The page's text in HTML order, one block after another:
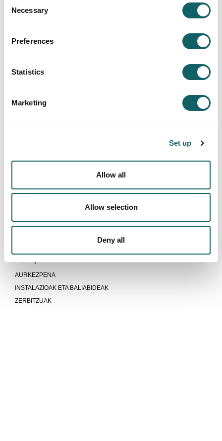
Selection
Necessary
Preferences
Statistics
Marketing
Set up
Allow all
Allow selection
Deny all
IRAKASLEAK
LANERAKO AUKERAK
MUGIKORTASUNA ETA NAZIOARTERATZEA
Ikasle berriak
ADIERAZLEAK
AURKEZPENA
INSTALAZIOAK ETA BALIABIDEAK
ZERBITZUAK